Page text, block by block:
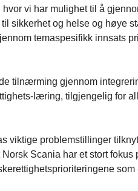
vi har mulighet til å
sikkerhet og helse og høye
temaspesifikk innsats
tilnærming gjennom
læring, tilgjengelig for
viktige problemstillinger
Scania har et stort